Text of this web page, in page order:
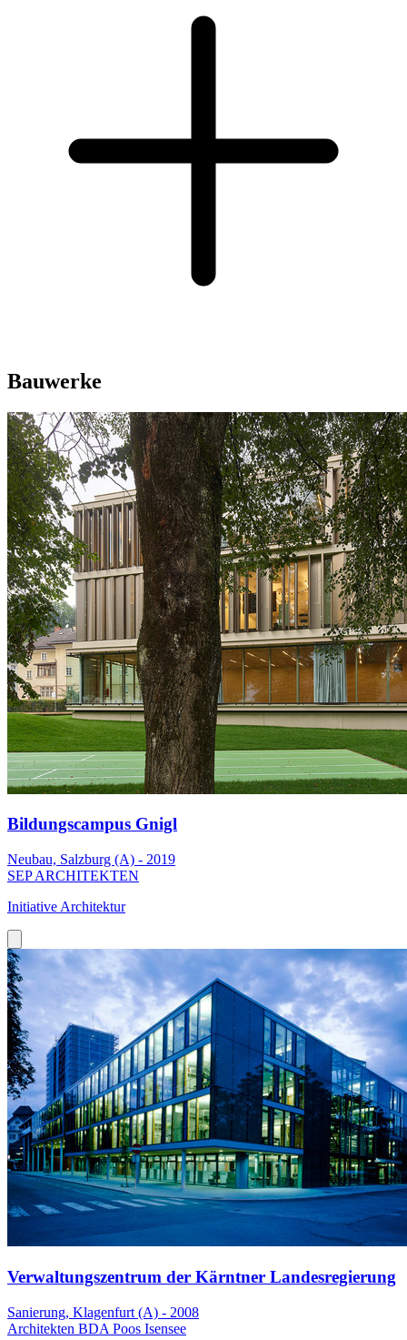
Bauwerke
Bildungscampus Gnigl
Neubau, Salzburg (A) - 2019
SEP ARCHITEKTEN
Initiative Architektur
Verwaltungszentrum der Kärntner Landesregierung
Sanierung, Klagenfurt (A) - 2008
Architekten BDA Poos Isensee